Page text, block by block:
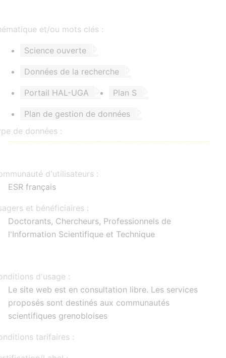
et/ou mots clés :
Science ouverte
Données de la recherche
Portail HAL-UGA Plan S
Plan de gestion de données
de données :
d'utilisateurs :
ESR français
et bénéficiaires :
Doctorants, Chercheurs, Professionnels de
l'Information Scientifique et Technique
d'usage :
Le site web est en consultation libre. Les services
proposés sont destinés aux communautés
scientifiques grenobloises
tarifaires :